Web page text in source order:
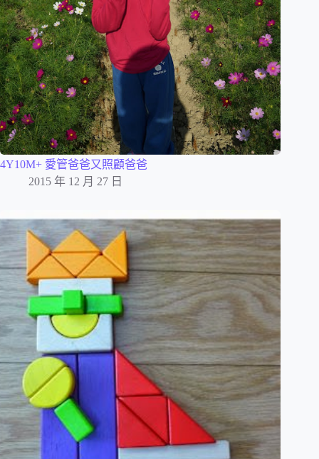
4Y10M+ 愛管爸爸又照顧爸爸
2015 年 12 月 27 日